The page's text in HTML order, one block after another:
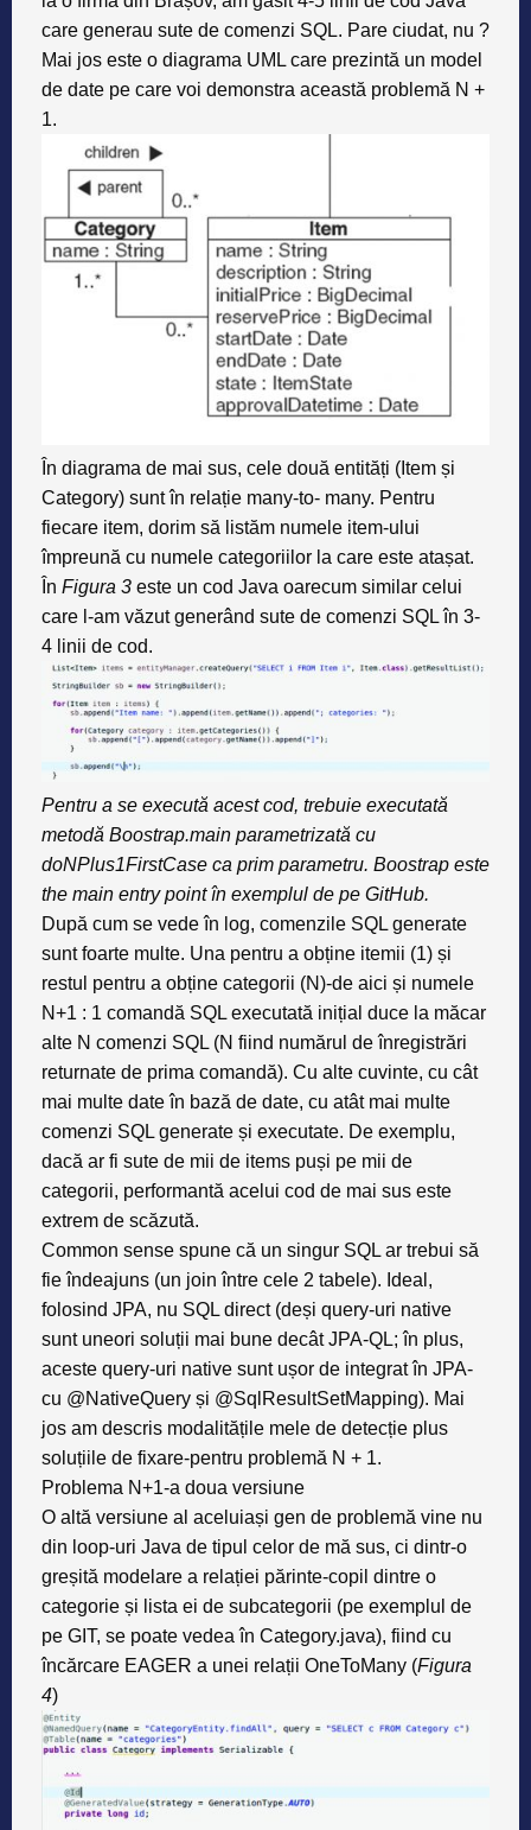
care generau sute de comenzi SQL. Pare ciudat, nu ?
Mai jos este o diagrama UML care prezintă un model
de date pe care voi demonstra această problemă N +
1.
În diagrama de mai sus, cele două entități (Item și
Category) sunt în relație many-to- many. Pentru
fiecare item, dorim să listăm numele item-ului
împreună cu numele categoriilor la care este atașat.
În Figura 3 este un cod Java oarecum similar celui
care l-am văzut generând sute de comenzi SQL în 3-
4 linii de cod.
Pentru a se execută acest cod, trebuie executată
metodă Boostrap.main parametrizată cu
doNPlus1FirstCase ca prim parametru. Boostrap este
the main entry point în exemplul de pe GitHub.
După cum se vede în log, comenzile SQL generate
sunt foarte multe. Una pentru a obține itemii (1) și
restul pentru a obține categorii (N)-de aici și numele
N+1 : 1 comandă SQL executată inițial duce la măcar
alte N comenzi SQL (N fiind numărul de înregistrări
returnate de prima comandă). Cu alte cuvinte, cu cât
mai multe date în bază de date, cu atât mai multe
comenzi SQL generate și executate. De exemplu,
dacă ar fi sute de mii de items puși pe mii de
categorii, performantă acelui cod de mai sus este
extrem de scăzută.
Common sense spune că un singur SQL ar trebui să
fie îndeajuns (un join între cele 2 tabele). Ideal,
folosind JPA, nu SQL direct (deși query-uri native
sunt uneori soluții mai bune decât JPA-QL; în plus,
aceste query-uri native sunt ușor de integrat în JPA-
cu @NativeQuery și @SqlResultSetMapping). Mai
jos am descris modalitățile mele de detecție plus
soluțiile de fixare-pentru problemă N + 1.
Problema N+1-a doua versiune
O altă versiune al aceluiași gen de problemă vine nu
din loop-uri Java de tipul celor de mă sus, ci dintr-o
greșită modelare a relației părinte-copil dintre o
categorie și lista ei de subcategorii (pe exemplul de
pe GIT, se poate vedea în Category.java), fiind cu
încărcare EAGER a unei relații OneToMany (Figura
4)